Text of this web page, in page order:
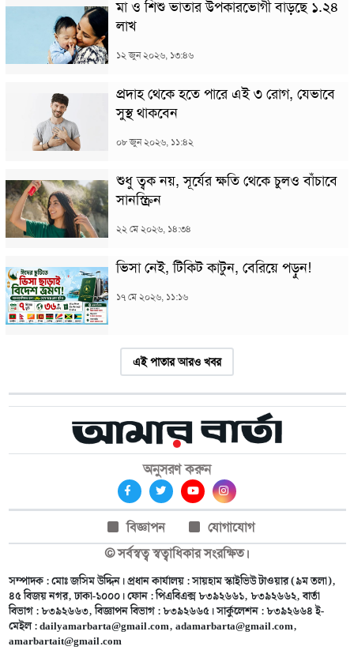
মা ও শিশু ভাতার উপকারভোগী বাড়ছে ১.২৪
লাখ
১২ জুন ২০২৬, ১৩:৪৬
প্রদাহ থেকে হতে পারে এই ৩ রোগ, যেভাবে
সুস্থ থাকবেন
০৮ জুন ২০২৬, ১১:৪২
শুধু ত্বক নয়, সূর্যের ক্ষতি থেকে চুলও বাঁচাবে
সানস্ক্রিন
২২ মে ২০২৬, ১৪:৩৪
ভিসা নেই, টিকিট কাটুন, বেরিয়ে পড়ুন!
১৭ মে ২০২৬, ১১:১৬
এই পাতার আরও খবর
অনুসরণ করুন
বিজ্ঞাপন
যোগাযোগ
© সর্বস্বত্ব স্বত্বাধিকার সংরক্ষিত।
সম্পাদক : মোঃ জসিম উদ্দিন। প্রধান কার্যালয় : সায়হাম স্কাইভিউ টাওয়ার (৯ম তলা),
৪৫ বিজয় নগর, ঢাকা-১০০০। ফোন : পিএবিএক্স ৮৩৯২৬৬১, ৮৩৯২৬৬২, বার্তা
বিভাগ : ৮৩৯২৬৬৩, বিজ্ঞাপন বিভাগ : ৮৩৯২৬৬৫। সার্কুলেশন : ৮৩৯২৬৬৪ ই-
মেইল :dailyamarbarta@gmail.com,adamarbarta@gmail.com,
amarbartait@gmail.com